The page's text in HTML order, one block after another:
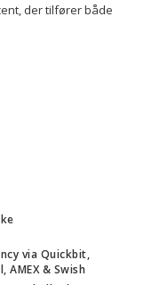
der tilfører både
via Quickbit,
AMEX & Swish